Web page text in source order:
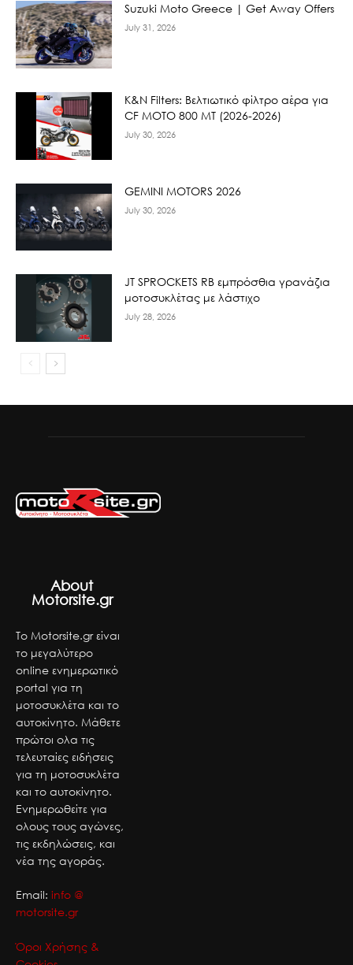
Suzuki Moto Greece | Get Away Offers
July 31, 2026
K&N Filters: Βελτιωτικό φίλτρο αέρα για
CF ΜΟΤΟ 800 ΜΤ (2026-2026)
July 30, 2026
GEMINI MOTORS 2026
July 30, 2026
JT SPROCKETS RB εμπρόσθια γρανάζια
μοτοσυκλέτας με λάστιχο
July 28, 2026
About
Motorsite.gr
Το Motorsite.gr είναι
το μεγαλύτερο
online ενημερωτικό
portal για τη
μοτοσυκλέτα και το
αυτοκίνητο. Μάθετε
πρώτοι ολα τις
τελευταίες ειδήσεις
για τη μοτοσυκλέτα
και το αυτοκίνητο.
Ενημερωθείτε για
ολους τους αγώνες,
τις εκδηλώσεις, και
νέα της αγοράς.
Email: info @
motorsite.gr
Όροι Χρήσης &